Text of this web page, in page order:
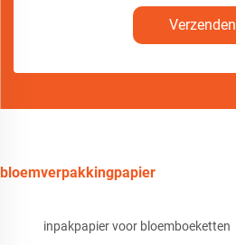
Verzenden
bloemverpakkingpapier
inpakpapier voor bloemboeketten